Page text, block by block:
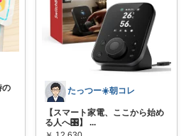
の
たっつー☀️朝コレ
【スマート家電、ここから始め
る人へ🎛️】 ...